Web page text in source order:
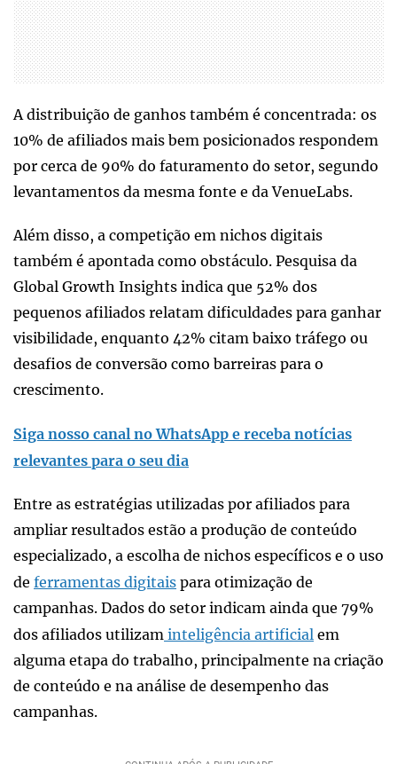
A distribuição de ganhos também é concentrada: os
10% de afiliados mais bem posicionados respondem
por cerca de 90% do faturamento do setor, segundo
levantamentos da mesma fonte e da VenueLabs.
Além disso, a competição em nichos digitais
também é apontada como obstáculo. Pesquisa da
Global Growth Insights indica que 52% dos
pequenos afiliados relatam dificuldades para ganhar
visibilidade, enquanto 42% citam baixo tráfego ou
desafios de conversão como barreiras para o
crescimento.
Siga nosso canal no WhatsApp e receba notícias
relevantes para o seu dia
Entre as estratégias utilizadas por afiliados para
ampliar resultados estão a produção de conteúdo
especializado, a escolha de nichos específicos e o uso
de ferramentas digitais para otimização de
campanhas. Dados do setor indicam ainda que 79%
dos afiliados utilizam inteligência artificial em
alguma etapa do trabalho, principalmente na criação
de conteúdo e na análise de desempenho das
campanhas.